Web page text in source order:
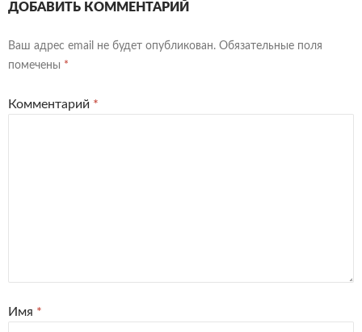
ДОБАВИТЬ КОММЕНТАРИЙ
Ваш адрес email не будет опубликован. Обязательные поля
помечены *
Комментарий *
Имя *